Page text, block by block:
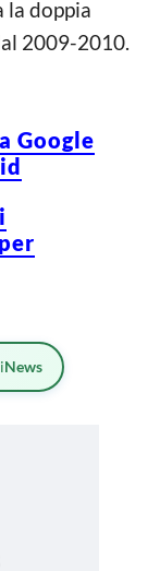
la doppia
2009-2010.
Google
News